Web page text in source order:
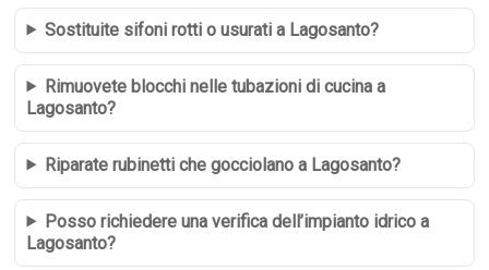
Sostituite sifoni rotti o usurati a Lagosanto?
Rimuovete blocchi nelle tubazioni di cucina a
Lagosanto?
Riparate rubinetti che gocciolano a Lagosanto?
Posso richiedere una verifica dell’impianto idrico a
Lagosanto?